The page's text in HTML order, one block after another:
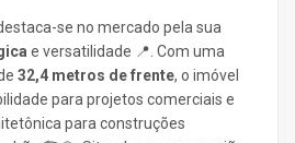
se no mercado pela sua
e versatilidade 📍. Com uma
32,4 metros de frente, o imóvel
para projetos comerciais e
para construções